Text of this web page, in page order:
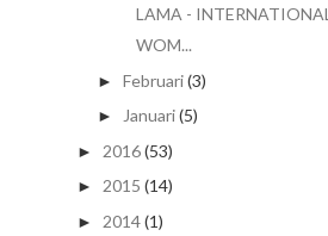
LAMA - INTERNATIONAL
WOM...
► Februari(3)
► Januari(5)
► 2016(53)
► 2015 (14)
► 2014(1)